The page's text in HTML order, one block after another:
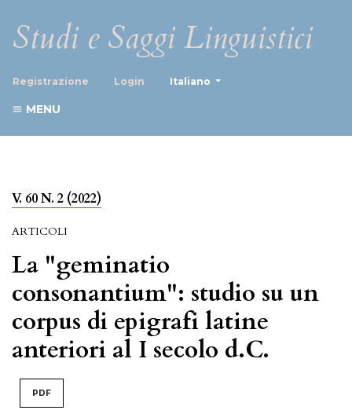
Studi e Saggi Linguistici
Registrazione Login Italiano
MENU
V. 60 N. 2 (2022)
ARTICOLI
La "geminatio
consonantium": studio su un
corpus di epigrafi latine
anteriori al I secolo d.C.
PDF